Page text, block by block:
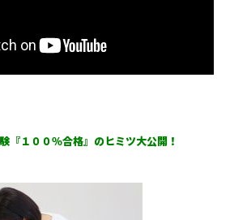
１００％合格』のヒミツ大公開！